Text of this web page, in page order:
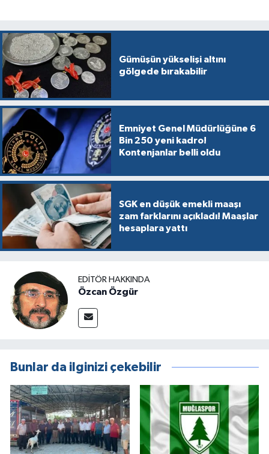
Gümüşün yükselişi altını
gölgede bırakabilir
Emniyet Genel Müdürlüğüne 6
Bin 250 yeni kadro!
Kontenjanlar belli oldu
SGK en düşük emekli maaşı
zam farklarını açıkladı! Maaşlar
hesaplara yattı
EDITÖR HAKKINDA
Özcan Özgür
Bunlar da ilginizi çekebilir